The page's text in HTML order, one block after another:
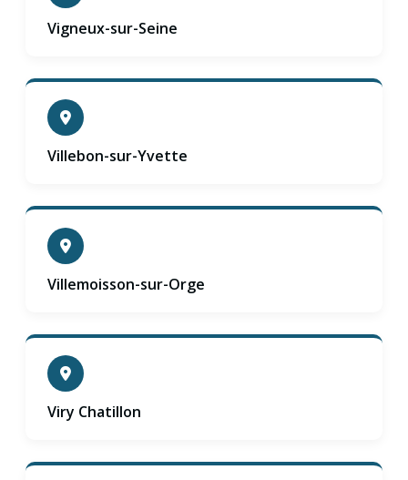
Vigneux-sur-Seine
Villebon-sur-Yvette
Villemoisson-sur-Orge
Viry Chatillon